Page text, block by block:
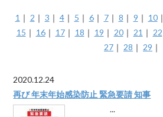
1 ｜ 2 ｜ 3 ｜ 4｜ 5 ｜ 6｜ 7｜ 8 ｜ 9 ｜ 10｜
15 ｜ 16｜ 17｜ 18 ｜ 19 ｜ 20｜ 21 ｜ 22
27 ｜ 28 ｜ 29 ｜
2020.12.24
再び 年末年始感染防止 緊急要請 知事
...